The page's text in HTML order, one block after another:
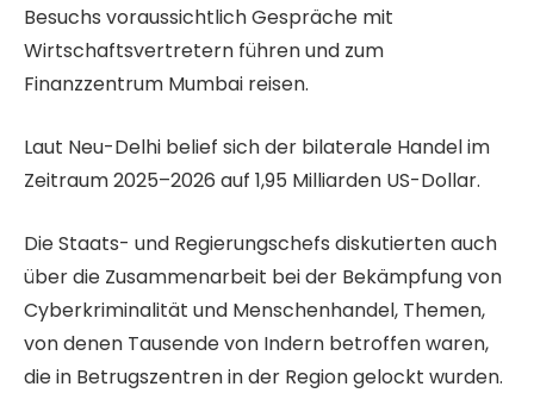
Besuchs voraussichtlich Gespräche mit
Wirtschaftsvertretern führen und zum
Finanzzentrum Mumbai reisen.
Laut Neu-Delhi belief sich der bilaterale Handel im
Zeitraum 2025–2026 auf 1,95 Milliarden US-Dollar.
Die Staats- und Regierungschefs diskutierten auch
über die Zusammenarbeit bei der Bekämpfung von
Cyberkriminalität und Menschenhandel, Themen,
von denen Tausende von Indern betroffen waren,
die in Betrugszentren in der Region gelockt wurden.